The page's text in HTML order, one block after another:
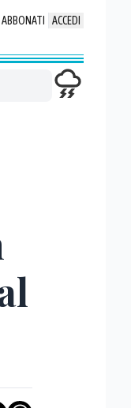
ABBONATI ACCEDI